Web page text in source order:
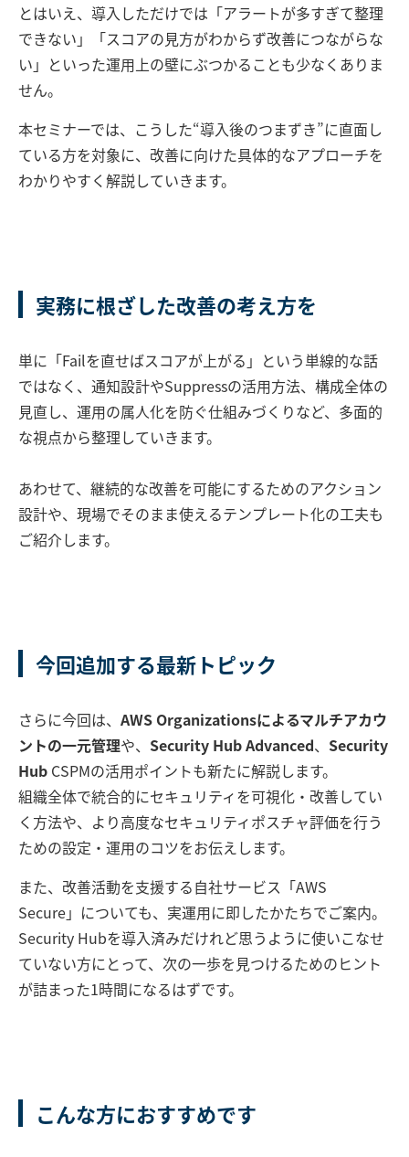
とはいえ、導入しただけでは「アラートが多すぎて整理
できない」「スコアの見方がわからず改善につながらな
い」といった運用上の壁にぶつかることも少なくありま
せん。
本セミナーでは、こうした“導入後のつまずき”に直面し
ている方を対象に、改善に向けた具体的なアプローチを
わかりやすく解説していきます。
実務に根ざした改善の考え方を
単に「Failを直せばスコアが上がる」という単線的な話
ではなく、通知設計やSuppressの活用方法、構成全体の
見直し、運用の属人化を防ぐ仕組みづくりなど、多面的
な視点から整理していきます。
あわせて、継続的な改善を可能にするためのアクション
設計や、現場でそのまま使えるテンプレート化の工夫も
ご紹介します。
今回追加する最新トピック
さらに今回は、 AWS Organizationsによるマルチアカウ
ントの一元管理や、 Security Hub Advanced、 Security
Hub CSPMの活用ポイントも新たに解説します。
組織全体で統合的にセキュリティを可視化・改善してい
く方法や、より高度なセキュリティポスチャ評価を行う
ための設定・運用のコツをお伝えします。
また、改善活動を支援する自社サービス「AWS
Secure」についても、実運用に即したかたちでご案内。
Security Hubを導入済みだけれど思うように使いこなせ
ていない方にとって、次の一歩を見つけるためのヒント
が詰まった1時間になるはずです。
こんな方におすすめです